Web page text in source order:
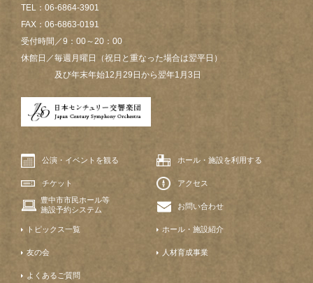
TEL：06-6864-3901
FAX：06-6863-0191
受付時間／9：00～20：00
休館日／毎週月曜日（祝日と重なった場合は翌平日）
及び年末年始12月29日から翌年1月3日
公演・イベントを観る ホール・施設を利用する
チケット
アクセス
豊中市市民ホール等
施設予約システム
お問い合わせ
トピックス一覧 ホール・施設紹介
友の会 人材育成事業
よくあるご質問